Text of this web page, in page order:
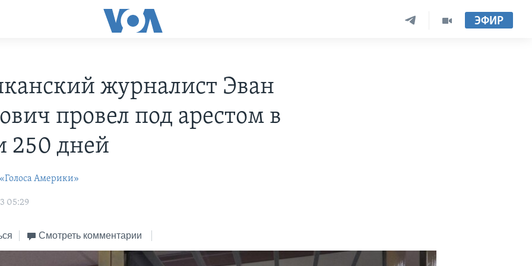
ЭФИР
журналист Эван
провел под арестом в
250 дней
Америки»
05:29
Смотреть комментарии